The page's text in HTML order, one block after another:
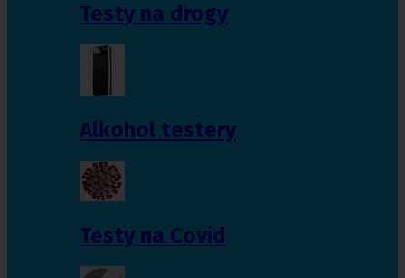
Testy na drogy
Alkohol testery
Testy na Covid